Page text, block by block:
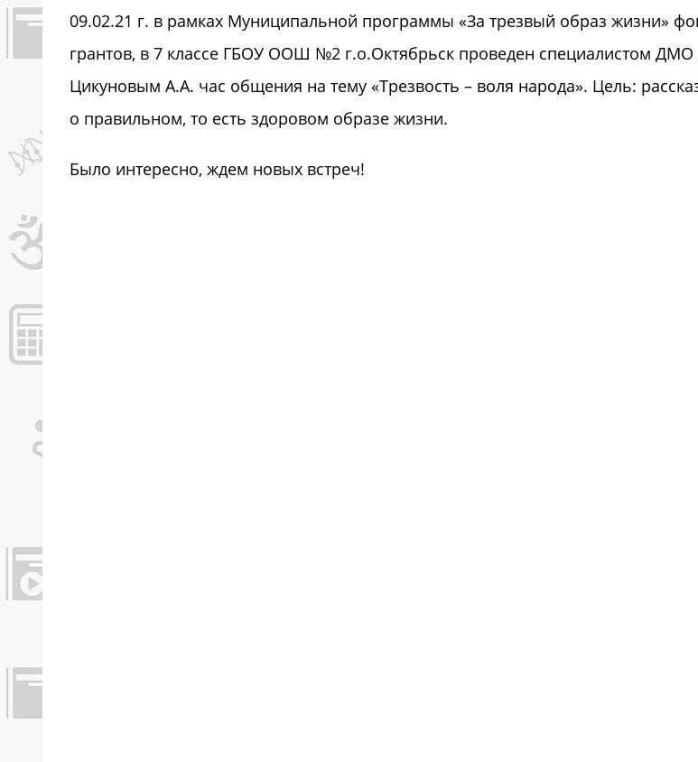
09.02.21 г. в рамках Муниципальной программы «За трезвый образ жизни»
грантов, в 7 классе ГБОУ ООШ №2 г.о.Октябрьск проведен специалистом ДМО
Цикуновым А.А. час общения на тему «Трезвость – воля народа». Цель:
о правильном, то есть здоровом образе жизни.
Было интересно, ждем новых встреч!